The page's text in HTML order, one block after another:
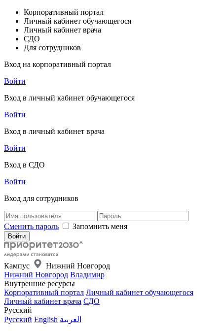
Корпоративный портал
Личный кабинет обучающегося
Личный кабинет врача
СДО
Для сотрудников
Вход на корпоративный портал
Войти
Вход в личный кабинет обучающегося
Войти
Вход в личный кабинет врача
Войти
Вход в СДО
Войти
Вход для сотрудников
Сменить пароль Запомнить меня
Кампус
Нижний Новгород
Нижний Новгород Владимир
Внутренние ресурсы
Корпоративный портал Личный кабинет обучающегося
Личный кабинет врача СДО
Русский
Русский English العربية